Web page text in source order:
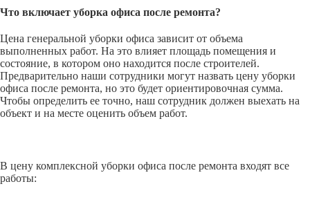
Что включает уборка офиса после ремонта?
Цена генеральной уборки офиса зависит от объема
выполненных работ. На это влияет площадь помещения и
состояние, в котором оно находится после строителей.
Предварительно наши сотрудники могут назвать цену уборки
офиса после ремонта, но это будет ориентировочная сумма.
Чтобы определить ее точно, наш сотрудник должен выехать на
объект и на месте оценить объем работ.
В цену комплексной уборки офиса после ремонта входят все
работы: